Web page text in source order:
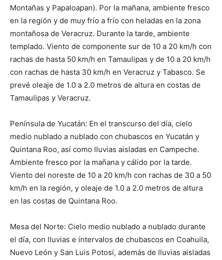
Montañas y Papaloapan). Por la mañana, ambiente fresco
en la región y de muy frío a frío con heladas en la zona
montañosa de Veracruz. Durante la tarde, ambiente
templado. Viento de componente sur de 10 a 20 km/h con
rachas de hasta 50 km/h en Tamaulipas y de 10 a 20 km/h
con rachas de hasta 30 km/h en Veracruz y Tabasco. Se
prevé oleaje de 1.0 a 2.0 metros de altura en costas de
Tamaulipas y Veracruz.
Península de Yucatán: En el transcurso del día, cielo
medio nublado a nublado con chubascos en Yucatán y
Quintana Roo, así como lluvias aisladas en Campeche.
Ambiente fresco por la mañana y cálido por la tarde.
Viento del noreste de 10 a 20 km/h con rachas de 30 a 50
km/h en la región, y oleaje de 1.0 a 2.0 metros de altura
en las costas de Quintana Roo.
Mesa del Norte: Cielo medio nublado a nublado durante
el día, con lluvias e intervalos de chubascos en Coahuila,
Nuevo León y San Luis Potosí, además de lluvias aisladas